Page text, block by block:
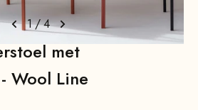
1/4
met
Wool Line